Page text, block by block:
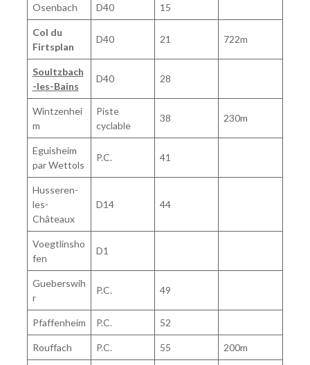
Osenbach D40 15
Col du
Firtsplan
D40 21 722m
Soultzbach
-les-Bains
D40 28
Wintzenhei
m
Piste
cyclable
38 230m
Eguisheim
par Wettols
P.C. 41
Husseren-
les-
Châteaux
D14 44
Voegtlinsho
fen
D1
Gueberswih
r
P.C. 49
Pfaffenheim P.C. 52
Rouffach P.C. 55 200m